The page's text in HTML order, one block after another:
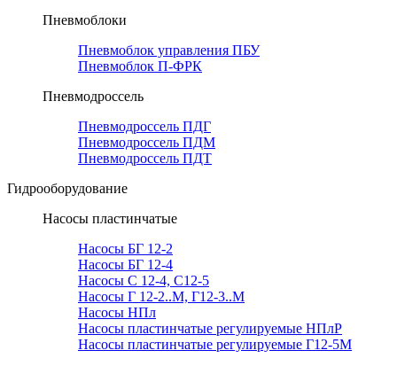
Пневмоблоки
Пневмоблок управления ПБУ
Пневмоблок П-ФРК
Пневмодроссель
Пневмодроссель ПДГ
Пневмодроссель ПДМ
Пневмодроссель ПДТ
Гидрооборудование
Насосы пластинчатые
Насосы БГ 12-2
Насосы БГ 12-4
Насосы С 12-4, С12-5
Насосы Г 12-2..М, Г12-3..М
Насосы НПл
Насосы пластинчатые регулируемые НПлР
Насосы пластинчатые регулируемые Г12-5М